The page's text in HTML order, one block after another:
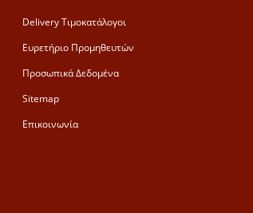
Delivery Τιμοκατάλογοι
Ευρετήριο Προμηθευτών
Προσωπικά Δεδομένα
Sitemap
Επικοινωνία